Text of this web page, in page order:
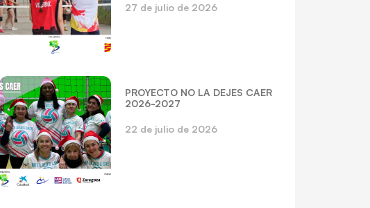
27 de julio de 2026
PROYECTO NO LA DEJES CAER
2026-2027
22 de julio de 2026